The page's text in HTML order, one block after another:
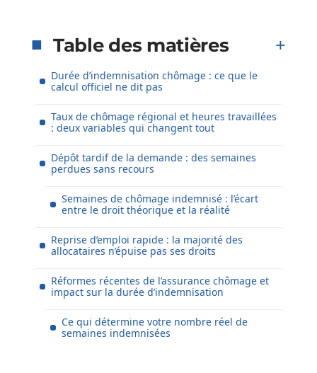
Table des matières
Durée d’indemnisation chômage : ce que le
calcul officiel ne dit pas
Taux de chômage régional et heures travaillées
: deux variables qui changent tout
Dépôt tardif de la demande : des semaines
perdues sans recours
Semaines de chômage indemnisé : l’écart
entre le droit théorique et la réalité
Reprise d’emploi rapide : la majorité des
allocataires n’épuise pas ses droits
Réformes récentes de l’assurance chômage et
impact sur la durée d’indemnisation
Ce qui détermine votre nombre réel de
semaines indemnisées